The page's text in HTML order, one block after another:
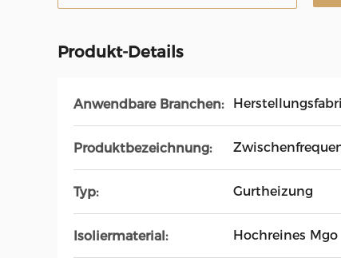
Produkt-Details
Anwendbare Branchen:
Produktbezeichnung:
Typ: Gurtheizung
Isoliermaterial: Hochreines Mgo